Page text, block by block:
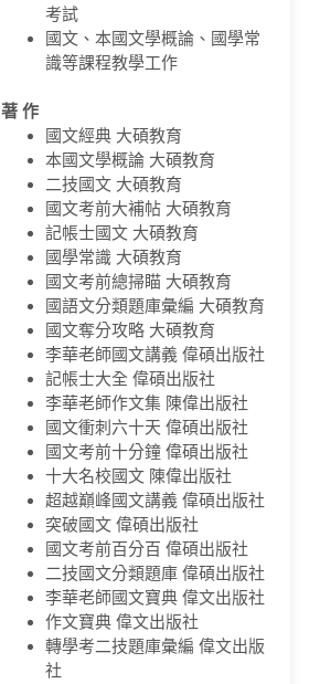
考試
國文、本國文學概論、國學常
識等課程教學工作
著 作
國文經典 大碩教育
本國文學概論 大碩教育
二技國文 大碩教育
國文考前大補帖 大碩教育
記帳士國文 大碩教育
國學常識 大碩教育
國文考前總掃瞄 大碩教育
國語文分類題庫彙編 大碩教育
國文奪分攻略 大碩教育
李華老師國文講義 偉碩出版社
記帳士大全 偉碩出版社
李華老師作文集 陳偉出版社
國文衝刺六十天 偉碩出版社
國文考前十分鐘 偉碩出版社
十大名校國文 陳偉出版社
超越巔峰國文講義 偉碩出版社
突破國文 偉碩出版社
國文考前百分百 偉碩出版社
二技國文分類題庫 偉碩出版社
李華老師國文寶典 偉文出版社
作文寶典 偉文出版社
轉學考二技題庫彙編 偉文出版
社